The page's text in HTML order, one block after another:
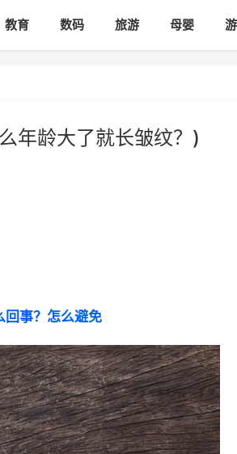
教育 数码 旅游 母婴
年龄大了就长皱纹？)
回事？怎么避免